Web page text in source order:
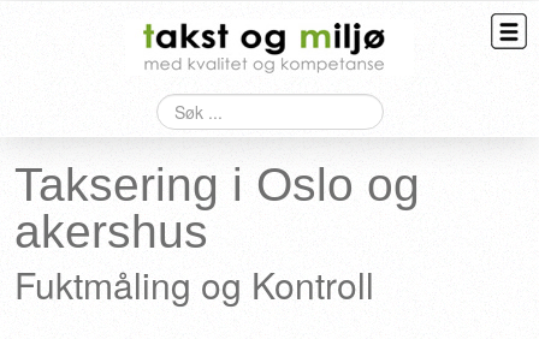
Bygningskontroll
Overtagelse
HMS
Søk
Taksering i Oslo og
akershus
Fuktmåling og Kontroll